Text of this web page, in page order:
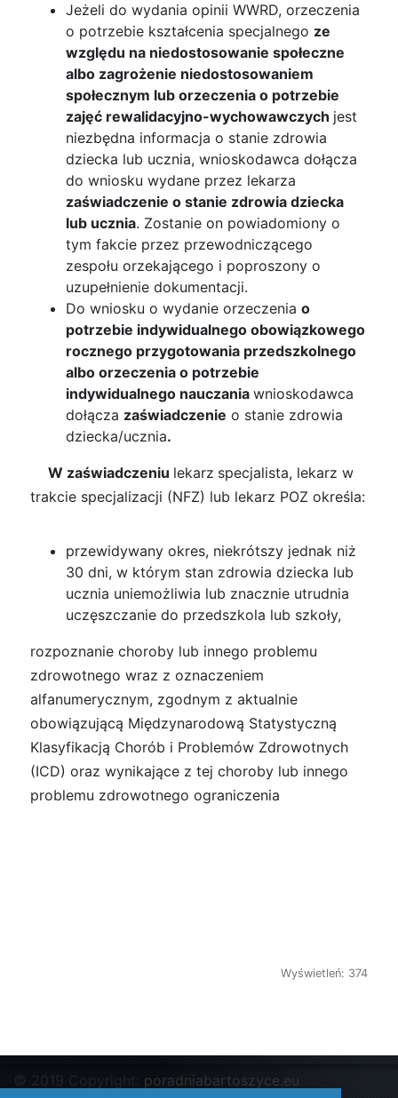
Jeżeli do wydania opinii WWRD, orzeczenia
o potrzebie kształcenia specjalnego ze
względu na niedostosowanie społeczne
albo zagrożenie niedostosowaniem
społecznym lub orzeczenia o potrzebie
zajęć rewalidacyjno-wychowawczych jest
niezbędna informacja o stanie zdrowia
dziecka lub ucznia, wnioskodawca dołącza
do wniosku wydane przez lekarza
zaświadczenie o stanie zdrowia dziecka
lub ucznia. Zostanie on powiadomiony o
tym fakcie przez przewodniczącego
zespołu orzekającego i poproszony o
uzupełnienie dokumentacji.
Do wniosku o wydanie orzeczenia o
potrzebie indywidualnego obowiązkowego
rocznego przygotowania przedszkolnego
albo orzeczenia o potrzebie
indywidualnego nauczania wnioskodawca
dołącza zaświadczenie o stanie zdrowia
dziecka/ucznia.
W zaświadczeniu lekarz specjalista, lekarz w
trakcie specjalizacji (NFZ) lub lekarz POZ określa:
przewidywany okres, niekrótszy jednak niż
30 dni, w którym stan zdrowia dziecka lub
ucznia uniemożliwia lub znacznie utrudnia
uczęszczanie do przedszkola lub szkoły,
rozpoznanie choroby lub innego problemu
zdrowotnego wraz z oznaczeniem
alfanumerycznym, zgodnym z aktualnie
obowiązującą Międzynarodową Statystyczną
Klasyfikacją Chorób i Problemów Zdrowotnych
(ICD) oraz wynikające z tej choroby lub innego
problemu zdrowotnego ograniczenia
Wyświetleń: 374
© 2019 Copyright: poradniabartoszyce.eu